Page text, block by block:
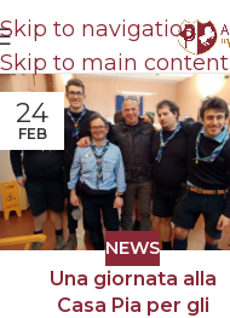
Skip to navigation
Skip to main content
24
FEB
NEWS
Una giornata alla
Casa Pia per gli